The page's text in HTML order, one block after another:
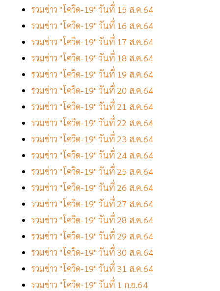
รวมข่าว "โควิด-19" วันที่ 15 ส.ค.64
รวมข่าว "โควิด-19" วันที่ 16 ส.ค.64
รวมข่าว "โควิด-19" วันที่ 17 ส.ค.64
รวมข่าว "โควิด-19" วันที่ 18 ส.ค.64
รวมข่าว "โควิด-19" วันที่ 19 ส.ค.64
รวมข่าว "โควิด-19" วันที่ 20 ส.ค.64
รวมข่าว "โควิด-19" วันที่ 21 ส.ค.64
รวมข่าว "โควิด-19" วันที่ 22 ส.ค.64
รวมข่าว "โควิด-19" วันที่ 23 ส.ค.64
รวมข่าว "โควิด-19" วันที่ 24 ส.ค.64
รวมข่าว "โควิด-19" วันที่ 25 ส.ค.64
รวมข่าว "โควิด-19" วันที่ 26 ส.ค.64
รวมข่าว "โควิด-19" วันที่ 27 ส.ค.64
รวมข่าว "โควิด-19" วันที่ 28 ส.ค.64
รวมข่าว "โควิด-19" วันที่ 29 ส.ค.64
รวมข่าว "โควิด-19" วันที่ 30 ส.ค.64
รวมข่าว "โควิด-19" วันที่ 31 ส.ค.64
รวมข่าว "โควิด-19" วันที่ 1 ก.ย.64